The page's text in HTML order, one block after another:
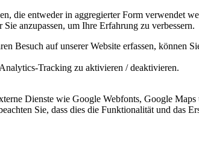
die entweder in aggregierter Form verwendet
anzupassen, um Ihre Erfahrung zu verbessern.
Besuch auf unserer Website erfassen, können
Tracking zu aktivieren / deaktivieren.
Dienste wie Google Webfonts, Google
Sie, dass dies die Funktionalität und das